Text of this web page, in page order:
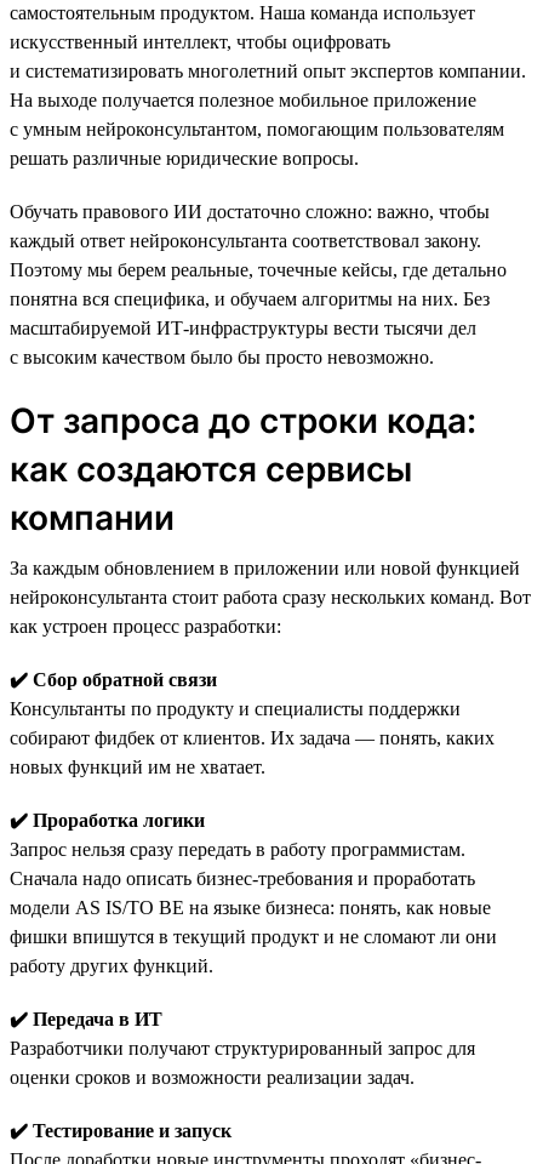
самостоятельным продуктом. Наша команда использует
искусственный интеллект, чтобы оцифровать
и систематизировать многолетний опыт экспертов компании.
На выходе получается полезное мобильное приложение
с умным нейроконсультантом, помогающим пользователям
решать различные юридические вопросы.
Обучать правового ИИ достаточно сложно: важно, чтобы
каждый ответ нейроконсультанта соответствовал закону.
Поэтому мы берем реальные, точечные кейсы, где детально
понятна вся специфика, и обучаем алгоритмы на них. Без
масштабируемой ИТ-инфраструктуры вести тысячи дел
с высоким качеством было бы просто невозможно.
От запроса до строки кода:
как создаются сервисы
компании
За каждым обновлением в приложении или новой функцией
нейроконсультанта стоит работа сразу нескольких команд. Вот
как устроен процесс разработки:
✔️ Сбор обратной связи
Консультанты по продукту и специалисты поддержки
собирают фидбек от клиентов. Их задача — понять, каких
новых функций им не хватает.
✔️ Проработка логики
Запрос нельзя сразу передать в работу программистам.
Сначала надо описать бизнес-требования и проработать
модели AS IS/TO BE на языке бизнеса: понять, как новые
фишки впишутся в текущий продукт и не сломают ли они
работу других функций.
✔️ Передача в ИТ
Разработчики получают структурированный запрос для
оценки сроков и возможности реализации задач.
✔️ Тестирование и запуск
После доработки новые инструменты проходят «бизнес-